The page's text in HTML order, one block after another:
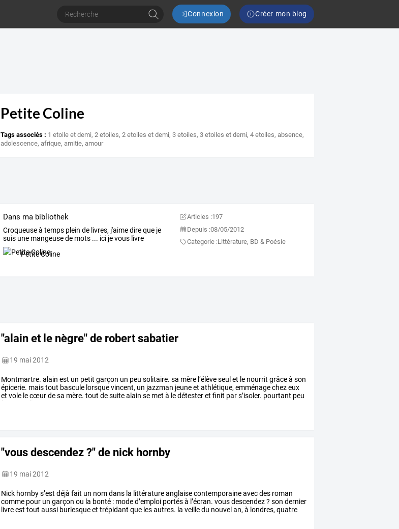
Connexion Créer mon blog
Petite Coline
Tags associés : 1 etoile et demi,2 etoiles,2 etoiles et demi,3 etoiles,3 etoiles et demi,4 etoiles,absence,
adolescence,afrique,amitie,amour
Dans ma bibliothek
Croqueuseà tempsplein delivres,j'aimedirequeje
suisunemangeusedemots... icijevouslivre
mes
Petite Coline
Articles :197
Depuis :08/05/2012
Categorie :Littérature, BD & Poésie
"alain et le nègre" de robert sabatier
19 mai 2012
Montmartre. alain est un petit garçon un peu solitaire. sa mère l’élèveseul et le nourrit grâceà son
épicerie. maistout bascule lorsquevincent, un jazzman jeuneet athlétique, emménagechezeux
et vole lecœurdesa mère. tout desuitealain se met à ledétesteret finit pars’isoler. pourtant peu
à
lien
"vous descendez ?" de nick hornby
19 mai 2012
Nick hornbys’est déjà fait un nomdans la littératureanglaisecontemporaineavecdes roman
comme pour un garçon ou la bonté : moded’emploi portésà l’écran. vousdescendez? son dernier
livreest tout aussi burlesqueet trépidant que lesautres. la veilledu nouvel an, à londres, quatre